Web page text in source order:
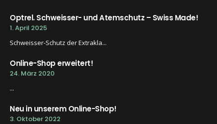
Optrel. Schweisser- und Atemschutz – Swiss Made!
1. April 2025
Schweisser-Schutz der Extrakla...
Online-Shop erweitert!
24. März 2020
...
Neu in unserem Online-Shop!
3. Oktober 2022